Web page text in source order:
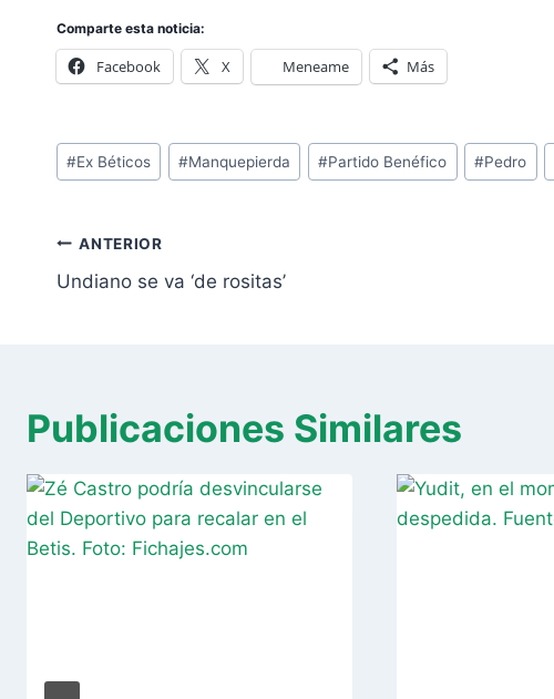
Comparte esta noticia:
Facebook X Meneame Más
Etiquetas
de
entrada:
#Ex Béticos #Manquepierda #Partido Benéfico #Pedro
Navegación
de
ANTERIOR
Undiano se va ‘de rositas’
Publicaciones Similares